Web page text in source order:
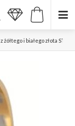
żółtego i białego złota ST-